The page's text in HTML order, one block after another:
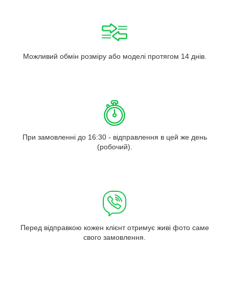
Можливий обмін розміру або моделі протягом 14 днів.
При замовленні до 16:30 - відправлення в цей же день
(робочий).
Перед відправкою кожен клієнт отримує живі фото саме
свого замовлення.